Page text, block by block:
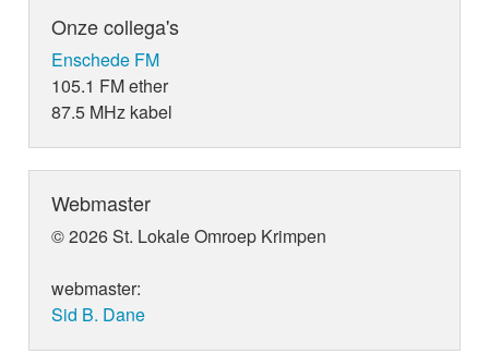
Onze collega's
Enschede FM
105.1 FM ether
87.5 MHz kabel
Webmaster
© 2026 St. Lokale Omroep Krimpen
webmaster:
Sid B. Dane